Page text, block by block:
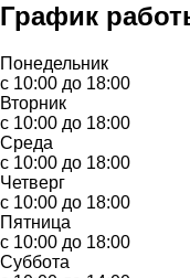
График
Понедельник
с 10:00 до 18:00
Вторник
с 10:00 до 18:00
Среда
с 10:00 до 18:00
Четверг
с 10:00 до 18:00
Пятница
с 10:00 до 18:00
Суббота